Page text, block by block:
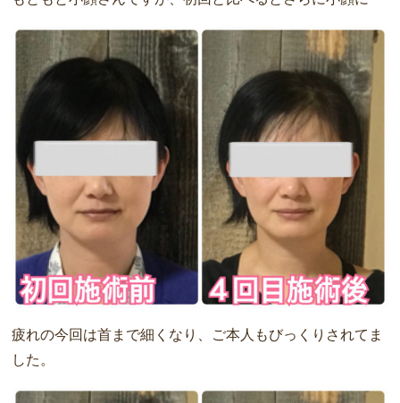
疲れの今回は首まで細くなり、ご本人もびっくりされてま
した。